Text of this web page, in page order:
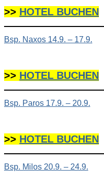
>> HOTEL BUCHEN
Bsp. Naxos 14.9. – 17.9.
>> HOTEL BUCHEN
Bsp. Paros 17.9. – 20.9.
>> HOTEL BUCHEN
Bsp. Milos 20.9. – 24.9.